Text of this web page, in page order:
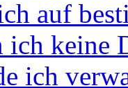
auf
ich keine
ich